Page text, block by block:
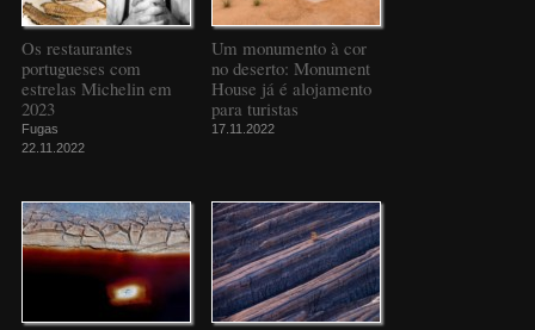
Os restaurantes
portugueses com
estrelas Michelin em
2023
Fugas
22.11.2022
Um monumento à cor
no deserto: Monument
House já é alojamento
para turistas
17.11.2022